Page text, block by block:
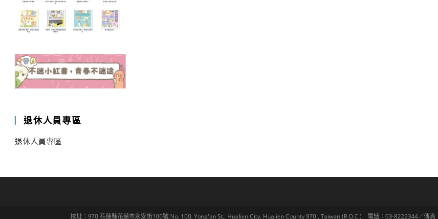
退休人員專區
退休人員專區
校址：970 花蓮縣花蓮市永安街100號 No. 100, Yong'an St., Hualien City, Hualien County 970 , Taiwan (R.O.C.) 電話：03-8222344／傳